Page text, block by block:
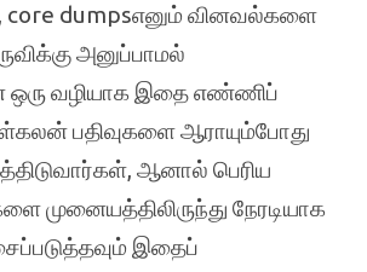
, core dumpsஎனும் வினவல்களை
அனுப்பாமல்
ஒரு வழியாக இதை எண்ணிப்
பதிவுகளை ஆராயும்போது
ஆனால் பெரிய
முனையத்திலிருந்து நேரடியாக
இதைப்